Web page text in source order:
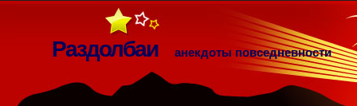
Раздолбаи анекдоты повседневности